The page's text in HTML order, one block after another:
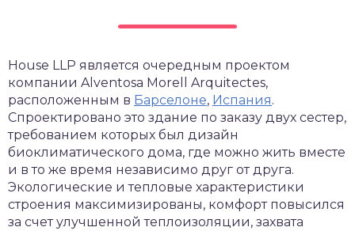
House LLP является очередным проектом
компании Alventosa Morell Arquitectes,
расположенным в Барселоне, Испания.
Спроектировано это здание по заказу двух сестер,
требованием которых был дизайн
биоклиматического дома, где можно жить вместе
и в то же время независимо друг от друга.
Экологические и тепловые характеристики
строения максимизированы, комфорт повысился
за счет улучшенной теплоизоляции, захвата